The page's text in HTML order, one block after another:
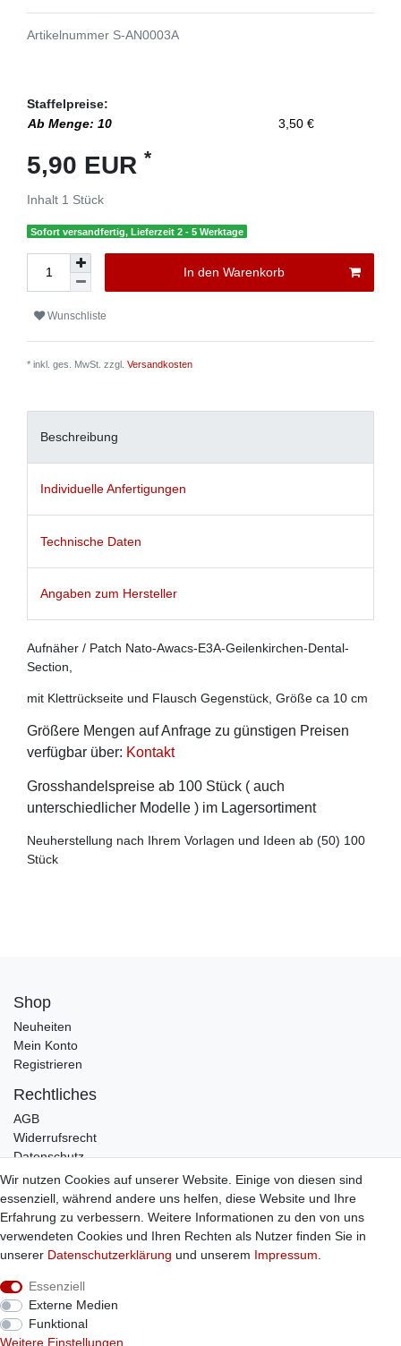
Artikelnummer S-AN0003A
Staffelpreise:
Ab Menge: 10
3,50 €
5,90 EUR *
Inhalt 1 Stück
Sofort versandfertig, Lieferzeit 2 - 5 Werktage
In den Warenkorb
Wunschliste
* inkl. ges. MwSt. zzgl. Versandkosten
Beschreibung
Individuelle Anfertigungen
Technische Daten
Angaben zum Hersteller
Aufnäher / Patch Nato-Awacs-E3A-Geilenkirchen-Dental-
Section,
mit Klettrückseite und Flausch Gegenstück, Größe ca 10 cm
Größere Mengen auf Anfrage zu günstigen Preisen
verfügbar über: Kontakt
Grosshandelspreise ab 100 Stück ( auch
unterschiedlicher Modelle ) im Lagersortiment
Neuherstellung nach Ihrem Vorlagen und Ideen ab (50) 100
Stück
Shop
Neuheiten
Mein Konto
Registrieren
Rechtliches
AGB
Widerrufsrecht
Datenschutz
Impressum
Infos
Zahlung / Versand
Individuelle Anfertigung
Bestellung widerrufen
Wir nutzen Cookies auf unserer Website. Einige von diesen sind
essenziell, während andere uns helfen, diese Website und Ihre
Erfahrung zu verbessern. Weitere Informationen zu den von uns
verwendeten Cookies und Ihren Rechten als Nutzer finden Sie in
unserer Daten­schutz­erklärung und unserem Impressum
Essenziell
Externe Medien
Funktional
Weitere Einstellungen